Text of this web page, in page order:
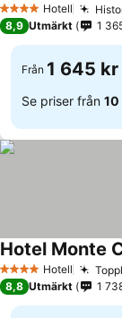
4 StjärnorHotell
8,9 Utmärkt 1
Från 1 645 kr
Se priser från
4 StjärnorHotell
Hotel Monte
8,8 Utmärkt 1